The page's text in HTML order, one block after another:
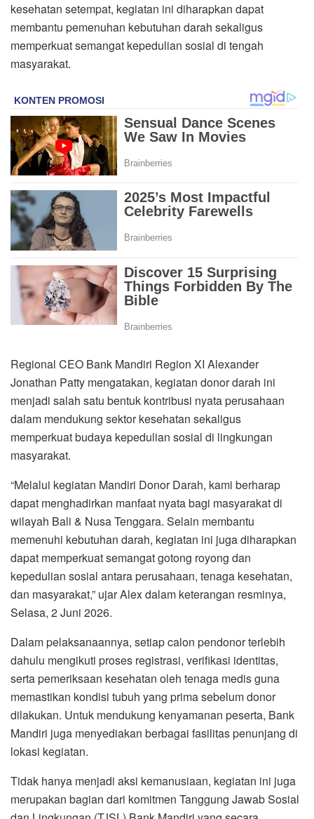
kesehatan setempat, kegiatan ini diharapkan dapat
membantu pemenuhan kebutuhan darah sekaligus
memperkuat semangat kepedulian sosial di tengah
masyarakat.
Regional CEO Bank Mandiri Region XI Alexander
Jonathan Patty mengatakan, kegiatan donor darah ini
menjadi salah satu bentuk kontribusi nyata perusahaan
dalam mendukung sektor kesehatan sekaligus
memperkuat budaya kepedulian sosial di lingkungan
masyarakat.
“Melalui kegiatan Mandiri Donor Darah, kami berharap
dapat menghadirkan manfaat nyata bagi masyarakat di
wilayah Bali & Nusa Tenggara. Selain membantu
memenuhi kebutuhan darah, kegiatan ini juga diharapkan
dapat memperkuat semangat gotong royong dan
kepedulian sosial antara perusahaan, tenaga kesehatan,
dan masyarakat,” ujar Alex dalam keterangan resminya,
Selasa, 2 Juni 2026.
Dalam pelaksanaannya, setiap calon pendonor terlebih
dahulu mengikuti proses registrasi, verifikasi identitas,
serta pemeriksaan kesehatan oleh tenaga medis guna
memastikan kondisi tubuh yang prima sebelum donor
dilakukan. Untuk mendukung kenyamanan peserta, Bank
Mandiri juga menyediakan berbagai fasilitas penunjang di
lokasi kegiatan.
Tidak hanya menjadi aksi kemanusiaan, kegiatan ini juga
merupakan bagian dari komitmen Tanggung Jawab Sosial